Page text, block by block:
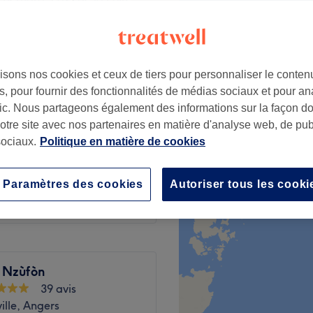
à partir de10 €
60 €
70 €
à partir de
45 €
39 avis
Angers
nos cookies et ceux de tiers pour personnaliser le
pour fournir des fonctionnalités de médias sociaux et pour
Nous partageons également des informations sur la façon
site avec nos partenaires en matière d'analyse web, de
Politique en matière de cookies
Autoriser tous les
Paramètres des cookies